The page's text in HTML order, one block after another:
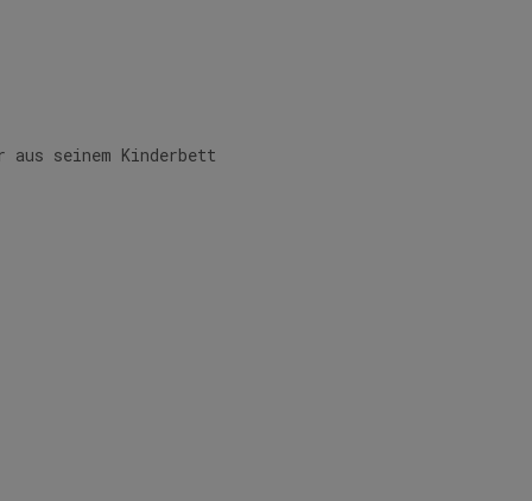
seinem Kinderbett